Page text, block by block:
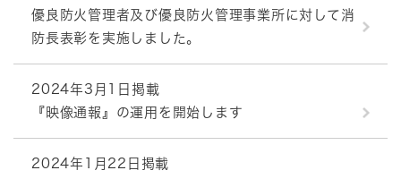
優良防火管理者及び優良防火管理事業所に対して消
防長表彰を実施しました。
2024年3月1日掲載
『映像通報』の運用を開始します
2024年1月22日掲載